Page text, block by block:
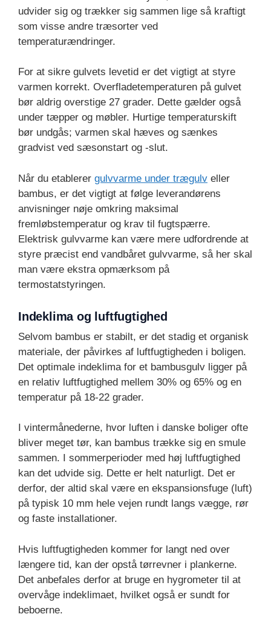
udvider sig og trækker sig sammen lige så kraftigt
som visse andre træsorter ved
temperaturændringer.
For at sikre gulvets levetid er det vigtigt at styre
varmen korrekt. Overfladetemperaturen på gulvet
bør aldrig overstige 27 grader. Dette gælder også
under tæpper og møbler. Hurtige temperaturskift
bør undgås; varmen skal hæves og sænkes
gradvist ved sæsonstart og -slut.
Når du etablerer gulvvarme under trægulv eller
bambus, er det vigtigt at følge leverandørens
anvisninger nøje omkring maksimal
fremløbstemperatur og krav til fugtspærre.
Elektrisk gulvvarme kan være mere udfordrende at
styre præcist end vandbåret gulvvarme, så her skal
man være ekstra opmærksom på
termostatstyringen.
Indeklima og luftfugtighed
Selvom bambus er stabilt, er det stadig et organisk
materiale, der påvirkes af luftfugtigheden i boligen.
Det optimale indeklima for et bambusgulv ligger på
en relativ luftfugtighed mellem 30% og 65% og en
temperatur på 18-22 grader.
I vintermånederne, hvor luften i danske boliger ofte
bliver meget tør, kan bambus trække sig en smule
sammen. I sommerperioder med høj luftfugtighed
kan det udvide sig. Dette er helt naturligt. Det er
derfor, der altid skal være en ekspansionsfuge (luft)
på typisk 10 mm hele vejen rundt langs vægge, rør
og faste installationer.
Hvis luftfugtigheden kommer for langt ned over
længere tid, kan der opstå tørrevner i plankerne.
Det anbefales derfor at bruge en hygrometer til at
overvåge indeklimaet, hvilket også er sundt for
beboerne.